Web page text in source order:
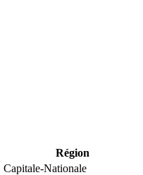
Région
Capitale-Nationale